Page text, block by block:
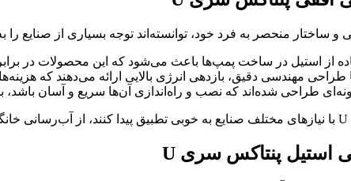
از استیل در ساخت پمپ‌ها باعث می‌شود که این محصولات در
طراحی شده‌اند که نصب و راه‌اندازی آن‌ها سریع و آسان باشد،